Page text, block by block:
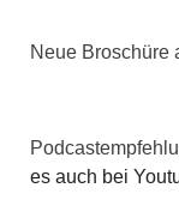
Neue Broschüre
es auch bei